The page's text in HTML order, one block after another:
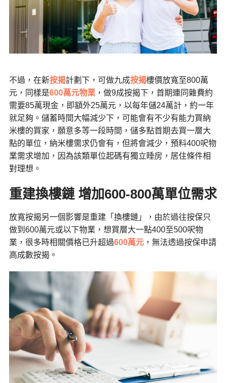
不過，在新按揭計劃下，可做九成按揭樓價放寬至800萬
元，同樣是600萬元物業，做9成按揭下，首期連同雜費約
需要85萬現金，即額外25萬元，以每年儲24萬計，約一年
就足夠。儲蓄時間大幅減少下，可能會有不少有能力買納
米樓的買家，願意多等一段時間，儲多點首期去買一層大
點的單位，納米樓需求仍會有，但將會減少，預料400呎物
業需求增加，因為該類單位起碼有獨立睡房，居住條件相
對理想。
重建換樓鏈 增加600-800萬單位需求
放寬按揭另一個影響是重建「換樓鏈」，由於過往按保只
做到600萬元或以下物業，想買層大一點400至500呎物
業，很多時相關價格已升超過600萬元，無法透過按保申請
高成數按揭。